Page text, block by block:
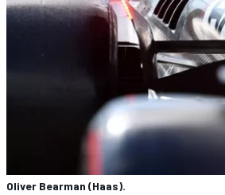
Oliver Bearman (Haas).